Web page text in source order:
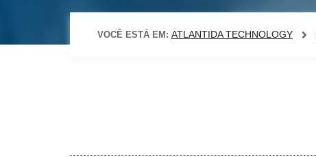
VOCÊ ESTÁ EM: ATLANTIDA TECHNOLOGY